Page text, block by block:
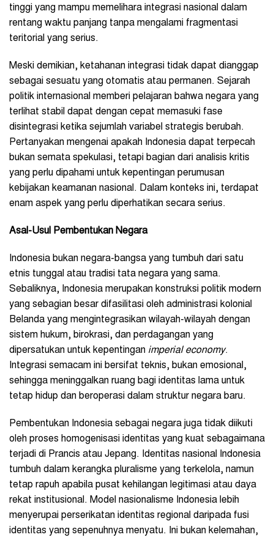
tinggi yang mampu memelihara integrasi nasional dalam
rentang waktu panjang tanpa mengalami fragmentasi
teritorial yang serius.
Meski demikian, ketahanan integrasi tidak dapat dianggap
sebagai sesuatu yang otomatis atau permanen. Sejarah
politik internasional memberi pelajaran bahwa negara yang
terlihat stabil dapat dengan cepat memasuki fase
disintegrasi ketika sejumlah variabel strategis berubah.
Pertanyakan mengenai apakah Indonesia dapat terpecah
bukan semata spekulasi, tetapi bagian dari analisis kritis
yang perlu dipahami untuk kepentingan perumusan
kebijakan keamanan nasional. Dalam konteks ini, terdapat
enam aspek yang perlu diperhatikan secara serius.
Asal-Usul Pembentukan Negara
Indonesia bukan negara-bangsa yang tumbuh dari satu
etnis tunggal atau tradisi tata negara yang sama.
Sebaliknya, Indonesia merupakan konstruksi politik modern
yang sebagian besar difasilitasi oleh administrasi kolonial
Belanda yang mengintegrasikan wilayah-wilayah dengan
sistem hukum, birokrasi, dan perdagangan yang
dipersatukan untuk kepentingan imperial economy.
Integrasi semacam ini bersifat teknis, bukan emosional,
sehingga meninggalkan ruang bagi identitas lama untuk
tetap hidup dan beroperasi dalam struktur negara baru.
Pembentukan Indonesia sebagai negara juga tidak diikuti
oleh proses homogenisasi identitas yang kuat sebagaimana
terjadi di Prancis atau Jepang. Identitas nasional Indonesia
tumbuh dalam kerangka pluralisme yang terkelola, namun
tetap rapuh apabila pusat kehilangan legitimasi atau daya
rekat institusional. Model nasionalisme Indonesia lebih
menyerupai perserikatan identitas regional daripada fusi
identitas yang sepenuhnya menyatu. Ini bukan kelemahan,